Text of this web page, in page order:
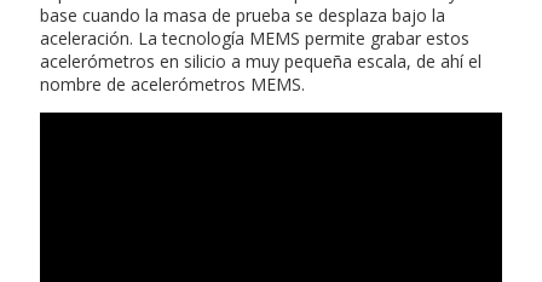
base cuando la masa de prueba se desplaza bajo la
aceleración. La tecnología MEMS permite grabar estos
acelerómetros en silicio a muy pequeña escala, de ahí el
nombre de acelerómetros MEMS.